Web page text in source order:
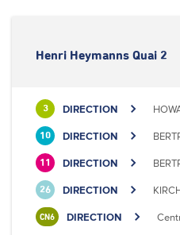
Henri Heymanns Quai 2
3 DIRECTION
10 DIRECTION
11 DIRECTION
26 DIRECTION
CN6 DIRECTION